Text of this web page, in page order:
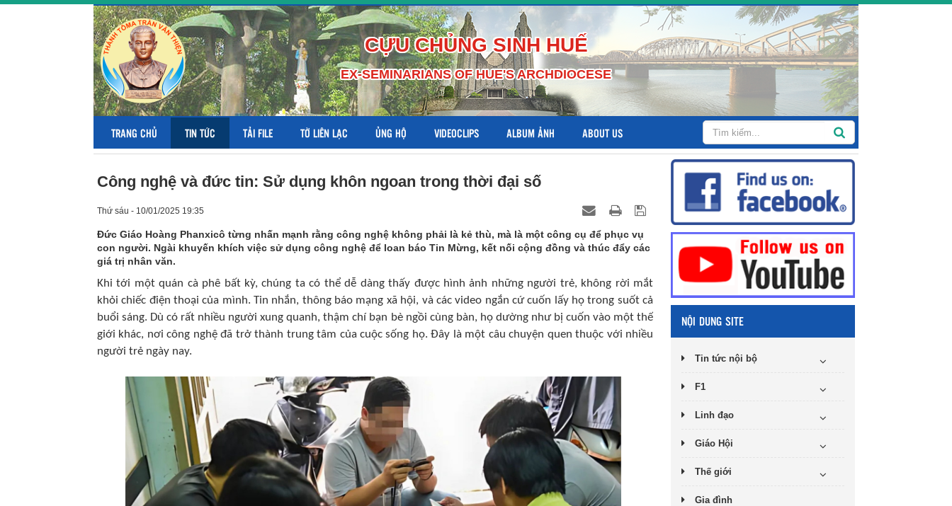
CỰU CHỦNG SINH HUẾ
EX-SEMINARIANS OF HUE'S ARCHDIOCESE
TRANG CHỦ TIN TỨC TẢI FILE TỜ LIÊN LẠC ỦNG HỘ VIDEOCLIPS ALBUM ẢNH ABOUT US
Công nghệ và đức tin: Sử dụng khôn ngoan trong thời đại số
Thứ sáu - 10/01/2025 19:35
Đức Giáo Hoàng Phanxicô từng nhấn mạnh rằng công nghệ không phải là kẻ thù, mà là một công cụ để phục vụ
con người. Ngài khuyến khích việc sử dụng công nghệ để loan báo Tin Mừng, kết nối cộng đồng và thúc đẩy các
giá trị nhân văn.
Khi tới một quán cà phê bất kỳ, chúng ta có thể dễ dàng thấy được hình ảnh những người trẻ, không rời mắt
khỏi chiếc điện thoại của mình. Tin nhắn, thông báo mạng xã hội, và các video ngắn cứ cuốn lấy họ trong suốt cả
buổi sáng. Dù có rất nhiều người xung quanh, thậm chí bạn bè ngồi cùng bàn, họ dường như bị cuốn vào một thế
giới khác, nơi công nghệ đã trở thành trung tâm của cuộc sống họ. Đây là một câu chuyện quen thuộc với nhiều
người trẻ ngày nay.​
NỘI DUNG SITE
Tin tức nội bộ
F1
Linh đạo
Giáo Hội
Thế giới
Gia đình